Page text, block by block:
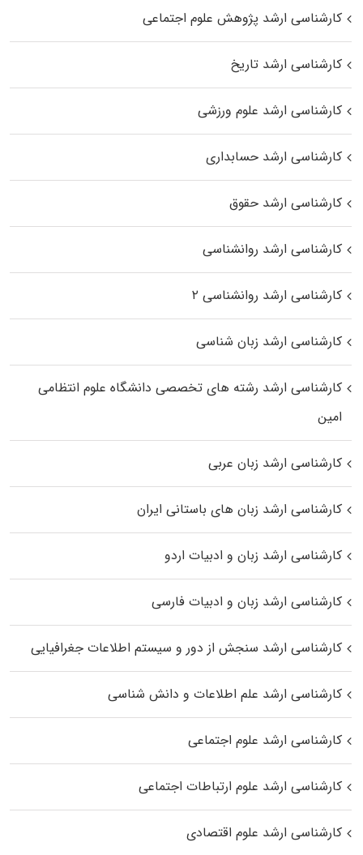
کارشناسی ارشد پژوهش علوم اجتماعی
کارشناسی ارشد تاریخ
کارشناسی ارشد علوم ورزشی
کارشناسی ارشد حسابداری
کارشناسی ارشد حقوق
کارشناسی ارشد روانشناسی
کارشناسی ارشد روانشناسی ۲
کارشناسی ارشد زبان شناسی
کارشناسی ارشد رﺷﺘﻪ ﻫﺎی تخصصی داﻧﺸﮕﺎه ﻋﻠﻮم انتظامی
اﻣﻴﻦ
کارشناسی ارشد زبان عربی
کارشناسی ارشد زبان‌ های باستانی ایران
کارشناسی ارشد زبان و ادبیات اردو
کارشناسی ارشد زبان و ادبیات فارسی
کارشناسی ارشد سنجش از دور و سیستم اطلاعات جغرافیایی
کارشناسی ارشد علم اطلاعات و دانش شناسی
کارشناسی ارشد علوم اجتماعی
کارشناسی ارشد علوم ارتباطات اجتماعی
کارشناسی ارشد علوم اقتصادی